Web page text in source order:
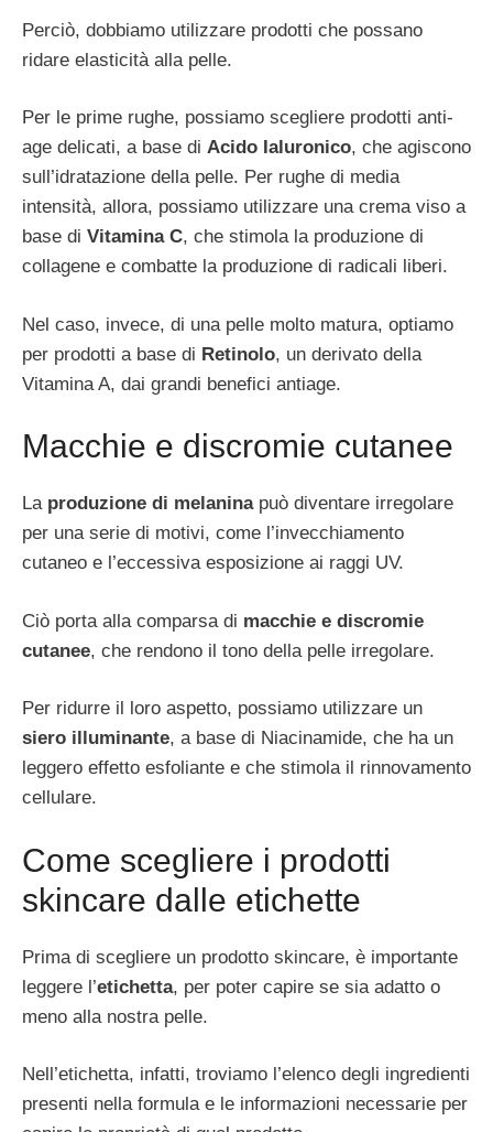
Perciò, dobbiamo utilizzare prodotti che possano
ridare elasticità alla pelle.
Per le prime rughe, possiamo scegliere prodotti anti-
age delicati, a base di Acido Ialuronico, che agiscono
sull’idratazione della pelle. Per rughe di media
intensità, allora, possiamo utilizzare una crema viso a
base di Vitamina C, che stimola la produzione di
collagene e combatte la produzione di radicali liberi.
Nel caso, invece, di una pelle molto matura, optiamo
per prodotti a base di Retinolo, un derivato della
Vitamina A, dai grandi benefici antiage.
Macchie e discromie cutanee
La produzione di melaninapuò diventare irregolare
per una serie di motivi, come l’invecchiamento
cutaneo e l’eccessiva esposizione ai raggi UV.
Ciò porta alla comparsa di macchie e discromie
cutanee, che rendono il tono della pelle irregolare.
Per ridurre il loro aspetto, possiamo utilizzare un
siero illuminante, a base di Niacinamide, che ha un
leggero effetto esfoliante e che stimola il rinnovamento
cellulare.
Come scegliere i prodotti
skincare dalle etichette
Prima di scegliere un prodotto skincare, è importante
leggere l’etichetta, per poter capire se sia adatto o
meno alla nostra pelle.
Nell’etichetta, infatti, troviamo l’elenco degli ingredienti
presenti nella formula e le informazioni necessarie per